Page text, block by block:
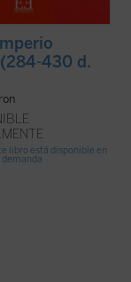
430 d.
libro está disponible en